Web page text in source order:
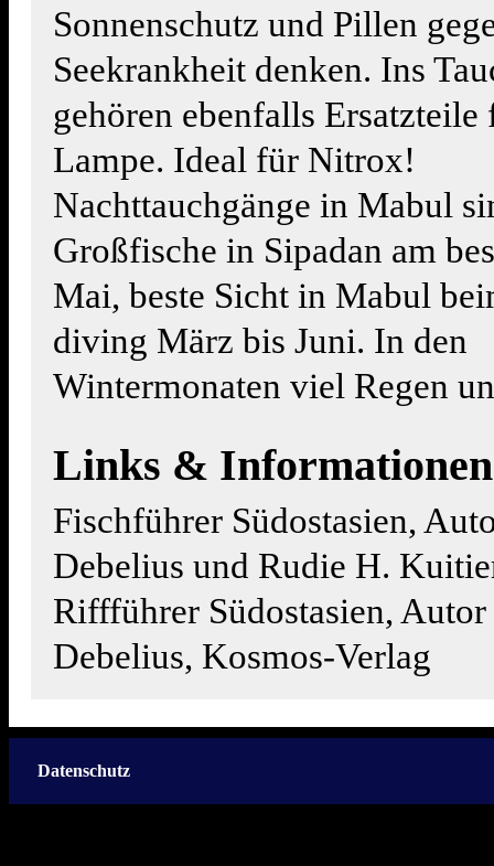
Sonnenschutz und Pillen
Seekrankheit denken. Ins
gehören ebenfalls
Lampe. Ideal für Nitrox!
Nachttauchgänge in Mabul
Großfische in Sipadan am
Mai, beste Sicht in Mabul
diving März bis Juni. In den
Wintermonaten viel Regen
Links & Informationen
Fischführer Südostasien,
Debelius und Rudie H.
Riffführer Südostasien,
Debelius, Kosmos-Verlag
Datenschutz